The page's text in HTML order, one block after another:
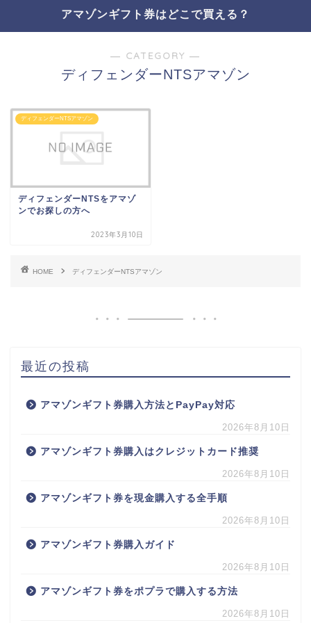
アマゾンギフト券はどこで買える？
― CATEGORY ―
ディフェンダーNTSアマゾン
ディフェンダーNTSアマゾン
ディフェンダーNTSをアマゾ
ンでお探しの方へ
2023年3月10日
HOME ディフェンダーNTSアマゾン
最近の投稿
アマゾンギフト券購入方法とPayPay対応
2026年8月10日
アマゾンギフト券購入はクレジットカード推奨
2026年8月10日
アマゾンギフト券を現金購入する全手順
2026年8月10日
アマゾンギフト券購入ガイド
2026年8月10日
アマゾンギフト券をポプラで購入する方法
2026年8月10日